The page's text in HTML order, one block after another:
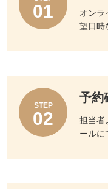
01
オンラ
望日時
STEP
02
予約
担当者
ールに